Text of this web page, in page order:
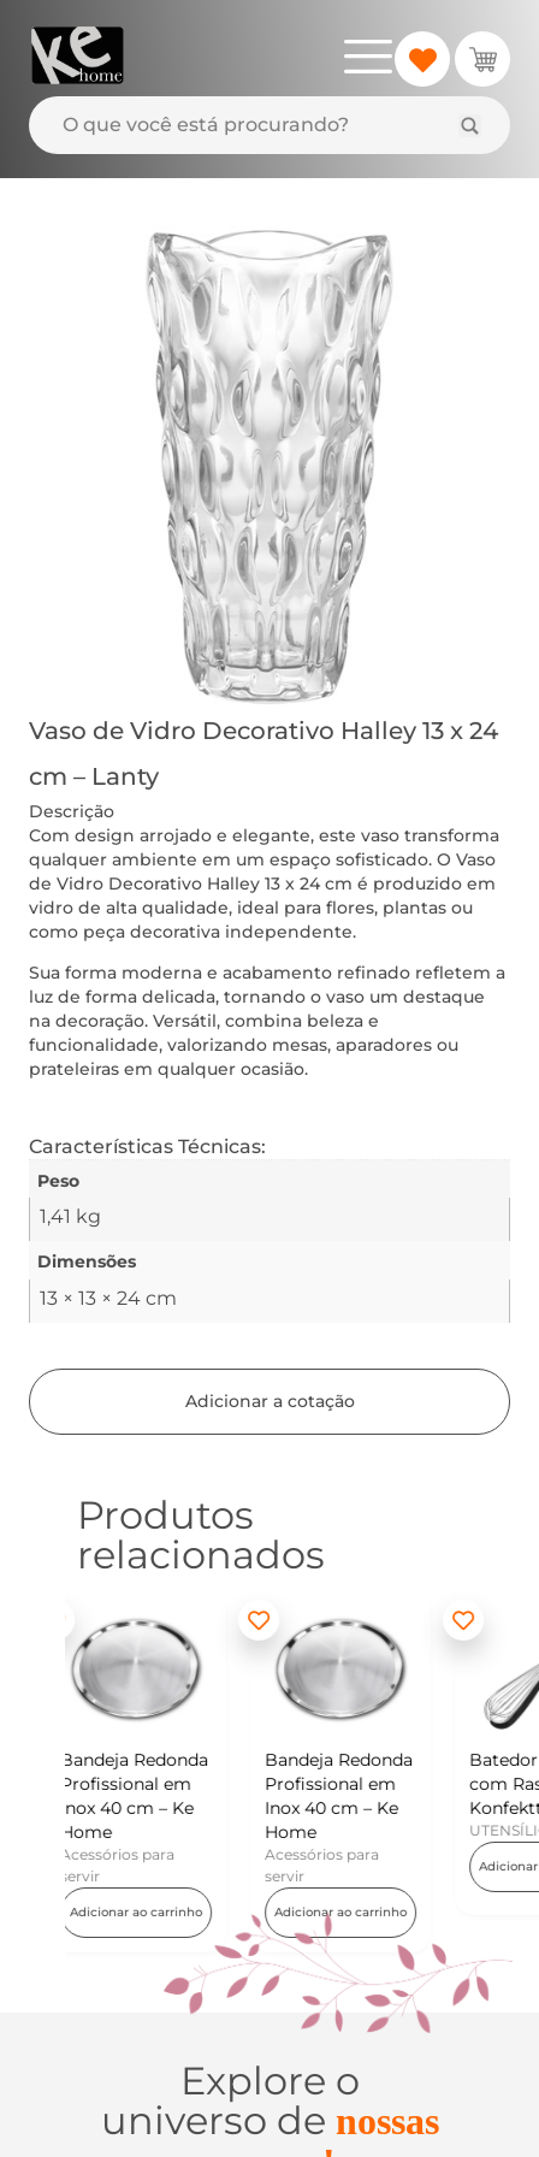
Vaso de Vidro Decorativo Halley 13 x 24
cm – Lanty
Descrição
Com design arrojado e elegante, este vaso transforma
qualquer ambiente em um espaço sofisticado. O Vaso
de Vidro Decorativo Halley 13 x 24 cm é produzido em
vidro de alta qualidade, ideal para flores, plantas ou
como peça decorativa independente.
Sua forma moderna e acabamento refinado refletem a
luz de forma delicada, tornando o vaso um destaque
na decoração. Versátil, combina beleza e
funcionalidade, valorizando mesas, aparadores ou
prateleiras em qualquer ocasião.
Características Técnicas:
Peso
1,41 kg
Dimensões
13 × 13 × 24 cm
Adicionar a cotação
Produtos
relacionados
Bandeja Redonda
Profissional em
Inox 40 cm – Ke
Home
Acessórios para
Adicionar ao carrinho
Batedor de Ovos
com Raspador –
Konfektt
UTENSÍLIOS
Adicionar ao carrinho
Explore o
universo de nossas